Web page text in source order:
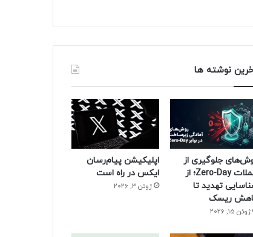
نوشته ها
جلوگیری از
حملات Zero-Day؛ از
تهدید تا
ریسک
ژوئن 15, 2026
اپلیکیشن پیام‌رسان
ایکس در راه است
ژوئن 3, 2026